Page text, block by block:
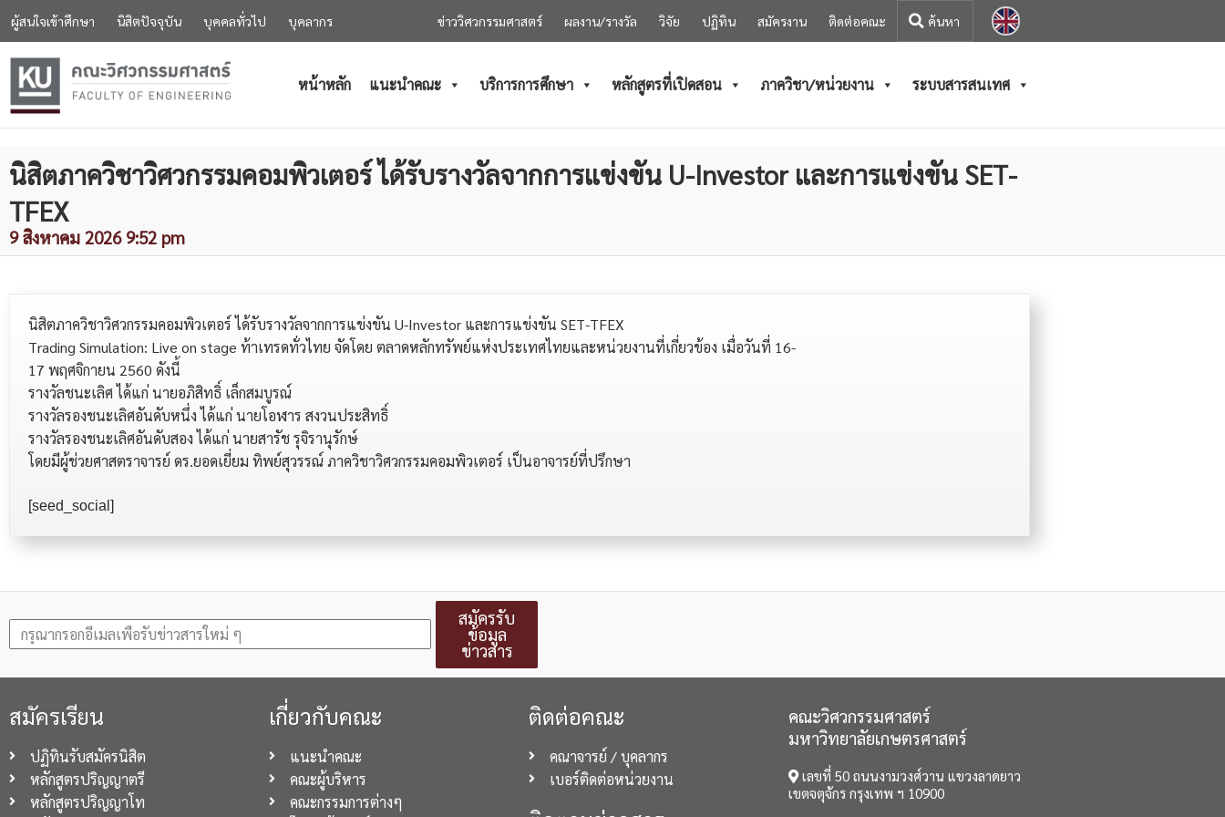
ผู้สนใจเข้าศึกษา นิสิตปัจจุบัน บุคคลทั่วไป บุคลากร ข่าววิศวกรรมศาสตร์ ผลงาน/รางวัล วิจัย ปฏิทิน สมัครงาน ติดต่อคณะ
หน้าหลัก แนะนำคณะ บริการการศึกษา หลักสูตรที่เปิดสอน ภาควิชา/หน่วยงาน ระบบสารสนเทศ
นิสิตภาควิชาวิศวกรรมคอมพิวเตอร์ ได้รับรางวัลจากการแข่งขัน U-Investor และการแข่งขัน SET-
TFEX
9 สิงหาคม 2026 9:52 pm
นิสิตภาควิชาวิศวกรรมคอมพิวเตอร์ ได้รับรางวัลจากการแข่งขัน U-Investor และการแข่งขัน SET-TFEX
Trading Simulation: Live on stage ท้าเทรดทั่วไทย จัดโดย ตลาดหลักทรัพย์แห่งประเทศไทยและหน่วยงานที่เกี่ยวข้อง เมื่อวันที่ 16-
17 พฤศจิกายน 2560 ดังนี้
รางวัลชนะเลิศ ได้แก่ นายอภิสิทธิ์ เล็กสมบูรณ์
รางวัลรองชนะเลิศอันดับหนึ่ง ได้แก่ นายโอฬาร สงวนประสิทธิ์
รางวัลรองชนะเลิศอันดับสอง ได้แก่ นายสารัช รุจิรานุรักษ์
โดยมีผู้ช่วยศาสตราจารย์ ดร.ยอดเยี่ยม ทิพย์สุวรรณ์ ภาควิชาวิศวกรรมคอมพิวเตอร์ เป็นอาจารย์ที่ปรึกษา
[seed_social]
สมัครรับ
ข้อมูล
ข่าวสาร
สมัครเรียน
ปฏิทินรับสมัครนิสิต
หลักสูตรปริญญาตรี
หลักสูตรปริญญาโท
เกี่ยวกับคณะ
แนะนำคณะ
คณะผู้บริหาร
คณะกรรมการต่างๆ
ติดต่อคณะ
คณาจารย์ / บุคลากร
เบอร์ติดต่อหน่วยงาน
คณะวิศวกรรมศาสตร์
มหาวิทยาลัยเกษตรศาสตร์
เลขที่ 50 ถนนงามวงศ์วาน แขวงลาดยาว
เขตจตุจักร กรุงเทพ ฯ 10900